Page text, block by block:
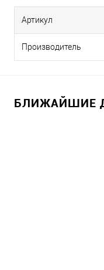
Артикул
Производитель
БЛИЖАЙШИЕ